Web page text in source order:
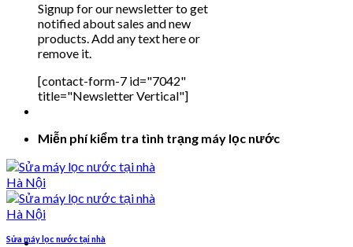
Signup for our newsletter to get
notified about sales and new
products. Add any text here or
remove it.
[contact-form-7 id="7042"
title="Newsletter Vertical"]
Miễn phí kiểm tra tình trạng máy lọc nước
Sửa máy lọc nước tại nhà